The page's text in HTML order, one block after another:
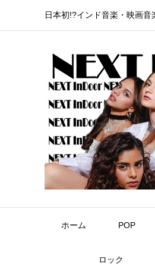
日本初!?インド音楽・映画
ホーム POP
ロック